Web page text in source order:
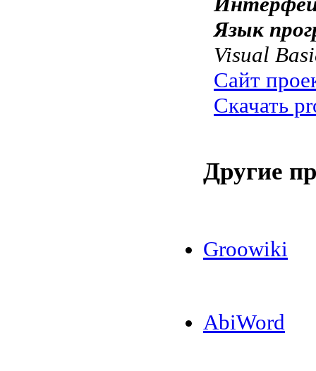
Язык
Visual
Сайт
Скачать
Другие
Groowiki
AbiWord